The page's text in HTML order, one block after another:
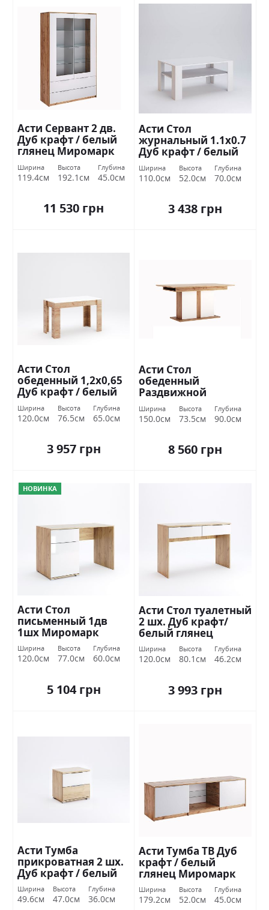
Асти Сервант 2 дв.
Дуб крафт / белый
глянец Миромарк
Ширина
119.4см
Высота
192.1см
Глубина
45.0см
11 530 грн
Асти Стол
журнальный 1.1х0.7
Дуб крафт / белый
глянец Миромарк
Ширина
110.0см
Высота
52.0см
Глубина
70.0см
3 438 грн
Асти Стол
обеденный 1,2х0,65
Дуб крафт / белый
глянец Миромарк
Ширина
120.0см
Высота
76.5см
Глубина
65.0см
3 957 грн
Асти Стол
обеденный
Раздвижной
трансформер 1,5х0,9
Дуб крафт / белый
глянец Миромарк
Ширина
150.0см
Высота
73.5см
Глубина
90.0см
8 560 грн
НОВИНКА
Асти Стол
письменный 1дв
1шх Миромарк
Ширина
120.0см
Высота
77.0см
Глубина
60.0см
5 104 грн
Асти Стол туалетный
2 шх. Дуб крафт/
белый глянец
Миромарк
Ширина
120.0см
Высота
80.1см
Глубина
46.2см
3 993 грн
Асти Тумба
прикроватная 2 шх.
Дуб крафт / белый
глянец Миромарк
Ширина
49.6см
Высота
47.0см
Глубина
36.0см
Асти Тумба ТВ Дуб
крафт / белый
глянец Миромарк
Ширина
179.2см
Высота
52.0см
Глубина
45.0см